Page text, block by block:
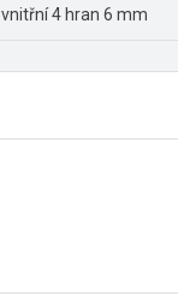
vnitřní 4 hran 6 mm